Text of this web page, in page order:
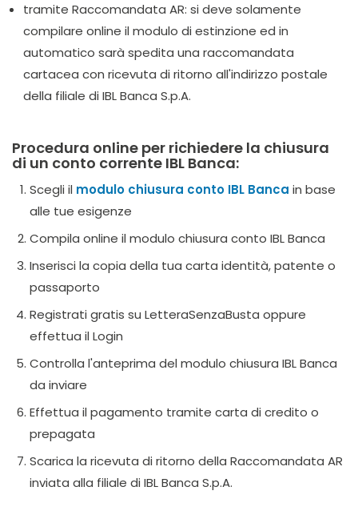
tramite Raccomandata AR: si deve solamente
compilare online il modulo di estinzione ed in
automatico sarà spedita una raccomandata
cartacea con ricevuta di ritorno all'indirizzo postale
della filiale di IBL Banca S.p.A.
Procedura online per richiedere la chiusura
di un conto corrente IBL Banca:
Scegli il modulo chiusura conto IBL Banca in base
alle tue esigenze
Compila online il modulo chiusura conto IBL Banca
Inserisci la copia della tua carta identità, patente o
passaporto
Registrati gratis su LetteraSenzaBusta oppure
effettua il Login
Controlla l'anteprima del modulo chiusura IBL Banca
da inviare
Effettua il pagamento tramite carta di credito o
prepagata
Scarica la ricevuta di ritorno della Raccomandata AR
inviata alla filiale di IBL Banca S.p.A.